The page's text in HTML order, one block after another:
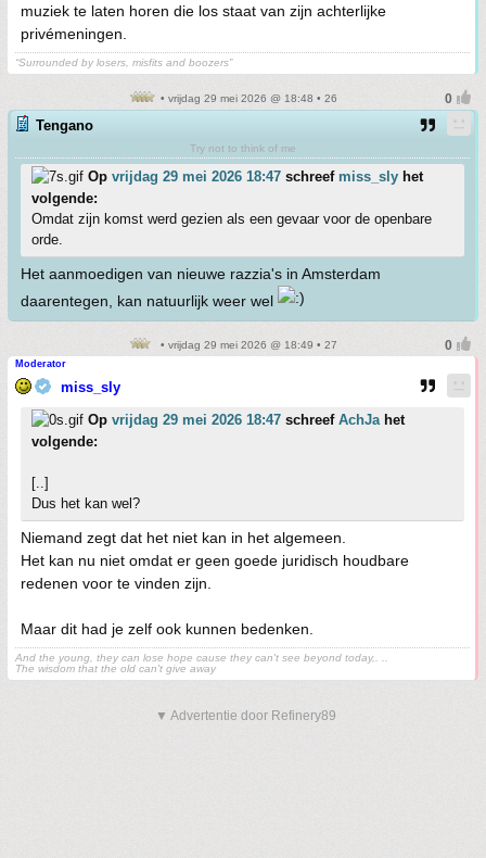
muziek te laten horen die los staat van zijn achterlijke
privémeningen.
“Surrounded by losers, misfits and boozers”
• vrijdag 29 mei 2026 @ 18:48 • 26
Tengano
Try not to think of me
Op vrijdag 29 mei 2026 18:47 schreef miss_sly het
volgende:
Omdat zijn komst werd gezien als een gevaar voor de openbare
orde.
Het aanmoedigen van nieuwe razzia's in Amsterdam
daarentegen, kan natuurlijk weer wel
• vrijdag 29 mei 2026 @ 18:49 • 27
Moderator
miss_sly
Op vrijdag 29 mei 2026 18:47 schreef AchJa het
volgende:
[..]
Dus het kan wel?
Niemand zegt dat het niet kan in het algemeen.
Het kan nu niet omdat er geen goede juridisch houdbare
redenen voor te vinden zijn.
Maar dit had je zelf ook kunnen bedenken.
And the young, they can lose hope cause they can't see beyond today,. ..
The wisdom that the old can't give away
▼ Advertentie door Refinery89